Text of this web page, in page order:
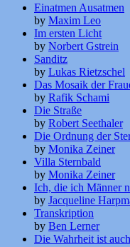
Einatmen Ausatmen
by Maxim Leo
Im ersten Licht
by Norbert Gstrein
Sanditz
by Lukas Rietzschel
Das Mosaik der
by Rafik Schami
Die Straße
by Robert Seethaler
Die Ordnung der
by Monika Zeiner
Villa Sternbald
by Monika Zeiner
Ich, die ich Männer
by Jacqueline
Transkription
by Ben Lerner
Die Wahrheit ist